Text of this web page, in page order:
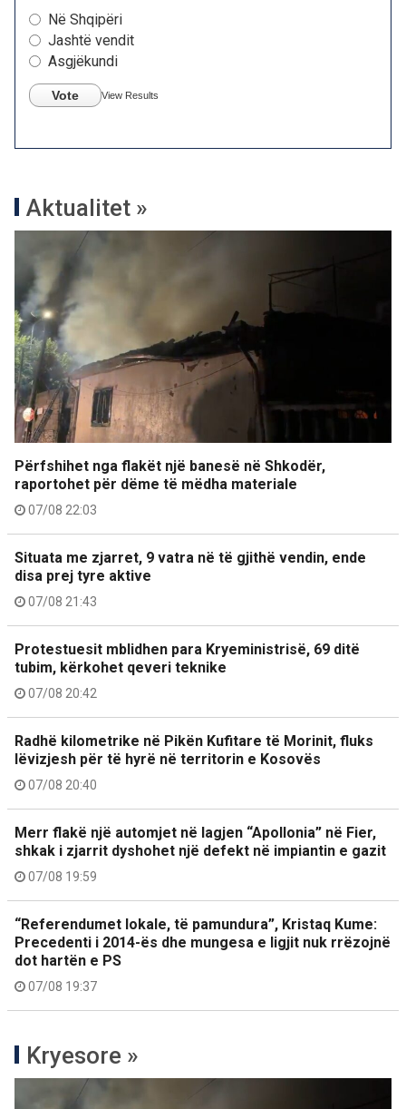
Në Shqipëri
Jashtë vendit
Asgjëkundi
Vote View Results
Aktualitet »
Përfshihet nga flakët një banesë në Shkodër,
raportohet për dëme të mëdha materiale
07/08 22:03
Situata me zjarret, 9 vatra në të gjithë vendin, ende
disa prej tyre aktive
07/08 21:43
Protestuesit mblidhen para Kryeministrisë, 69 ditë
tubim, kërkohet qeveri teknike
07/08 20:42
Radhë kilometrike në Pikën Kufitare të Morinit, fluks
lëvizjesh për të hyrë në territorin e Kosovës
07/08 20:40
Merr flakë një automjet në lagjen “Apollonia” në Fier,
shkak i zjarrit dyshohet një defekt në impiantin e gazit
07/08 19:59
“Referendumet lokale, të pamundura”, Kristaq Kume:
Precedenti i 2014-ës dhe mungesa e ligjit nuk rrëzojnë
dot hartën e PS
07/08 19:37
Kryesore »